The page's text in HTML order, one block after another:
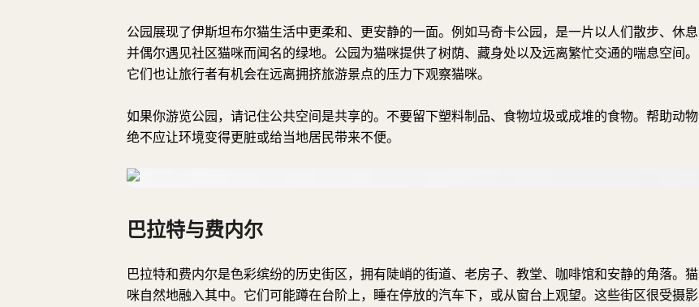
公园展现了伊斯坦布尔猫生活中更柔和、更安静的一面。例如马奇卡公园，是一片以人们散步、休息
并偶尔遇见社区猫咪而闻名的绿地。公园为猫咪提供了树荫、藏身处以及远离繁忙交通的喘息空间。
它们也让旅行者有机会在远离拥挤旅游景点的压力下观察猫咪。
如果你游览公园，请记住公共空间是共享的。不要留下塑料制品、食物垃圾或成堆的食物。帮助动物
绝不应让环境变得更脏或给当地居民带来不便。
巴拉特与费内尔
巴拉特和费内尔是色彩缤纷的历史街区，拥有陡峭的街道、老房子、教堂、咖啡馆和安静的角落。猫
咪自然地融入其中。它们可能蹲在台阶上，睡在停放的汽车下，或从窗台上观望。这些街区很受摄影